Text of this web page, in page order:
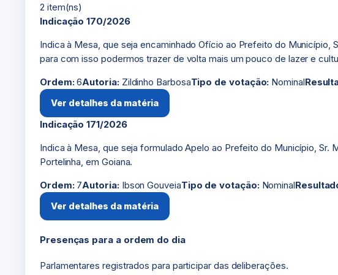
2 item(ns)
Indicação 170/2026
Indica à Mesa, que seja encaminhado Ofício ao Prefeito do Município,
para com isso podermos trazer de volta mais um pouco de lazer e
Ordem:6Autoria:Zildinho BarbosaTipo de votação: Nominal
Ver detalhes da matéria
Indicação 171/2026
Indica à Mesa, que seja formulado Apelo ao Prefeito do Município,
Portelinha, em Goiana.
Ordem:7Autoria:Ibson GouveiaTipo de votação:Nominal
Ver detalhes da matéria
Presenças para a ordem do dia
Parlamentares registrados para participar das deliberações.